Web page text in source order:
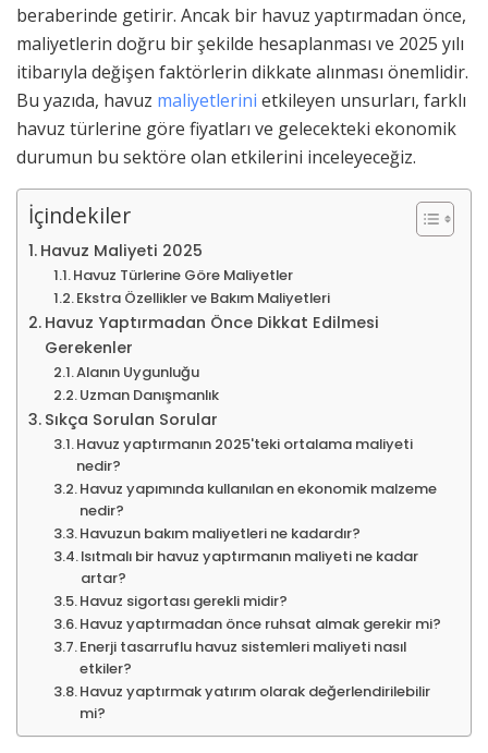
beraberinde getirir. Ancak bir havuz yaptırmadan önce,
maliyetlerin doğru bir şekilde hesaplanması ve 2025 yılı
itibarıyla değişen faktörlerin dikkate alınması önemlidir.
Bu yazıda, havuz maliyetlerini etkileyen unsurları, farklı
havuz türlerine göre fiyatları ve gelecekteki ekonomik
durumun bu sektöre olan etkilerini inceleyeceğiz.
İçindekiler
Havuz Maliyeti 2025
Havuz Türlerine Göre Maliyetler
Ekstra Özellikler ve Bakım Maliyetleri
Havuz Yaptırmadan Önce Dikkat Edilmesi
Gerekenler
Alanın Uygunluğu
Uzman Danışmanlık
Sıkça Sorulan Sorular
Havuz yaptırmanın 2025'teki ortalama maliyeti
nedir?
Havuz yapımında kullanılan en ekonomik malzeme
nedir?
Havuzun bakım maliyetleri ne kadardır?
Isıtmalı bir havuz yaptırmanın maliyeti ne kadar
artar?
Havuz sigortası gerekli midir?
Havuz yaptırmadan önce ruhsat almak gerekir mi?
Enerji tasarruflu havuz sistemleri maliyeti nasıl
etkiler?
Havuz yaptırmak yatırım olarak değerlendirilebilir
mi?